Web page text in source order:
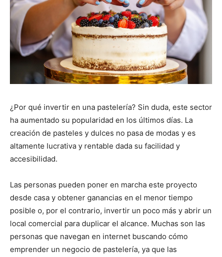
¿Por qué invertir en una pastelería? Sin duda, este sector
ha aumentado su popularidad en los últimos días. La
creación de pasteles y dulces no pasa de modas y es
altamente lucrativa y rentable dada su facilidad y
accesibilidad.
Las personas pueden poner en marcha este proyecto
desde casa y obtener ganancias en el menor tiempo
posible o, por el contrario, invertir un poco más y abrir un
local comercial para duplicar el alcance. Muchas son las
personas que navegan en internet buscando cómo
emprender un negocio de pastelería, ya que las